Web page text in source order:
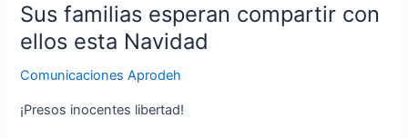
Sus familias esperan compartir con
ellos esta Navidad
Comunicaciones Aprodeh
¡Presos inocentes libertad!